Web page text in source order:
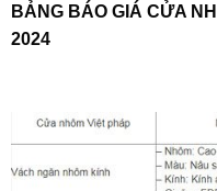
BẢNG BÁO GIÁ CỬA
2024